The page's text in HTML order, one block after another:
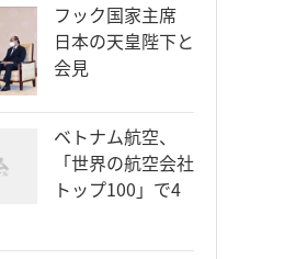
フック国家主席
日本の天皇陛下と
会見
ベトナム航空、
「世界の航空会社
トップ100」で4